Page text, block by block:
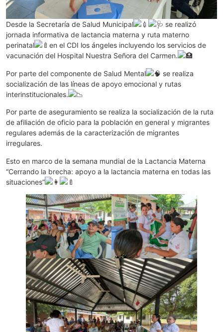
Desde la Secretaría de Salud Municipal
se realizó
jornada informativa de lactancia materna y ruta materno
perinatal
en el CDI los ángeles incluyendo los servicios de
vacunación del Hospital Nuestra Señora del Carmen.
Por parte del componente de Salud Mental
se realiza
socialización de las líneas de apoyo emocional y rutas
interinstitucionales.
Por parte de aseguramiento se realiza la socialización de la ruta
de afiliación de oficio para la población en general y migrantes
regulares además de la caracterización de migrantes
irregulares.
Esto en marco de la semana mundial de la Lactancia Materna
“Cerrando la brecha: apoyo a la lactancia materna en todas las
situaciones”